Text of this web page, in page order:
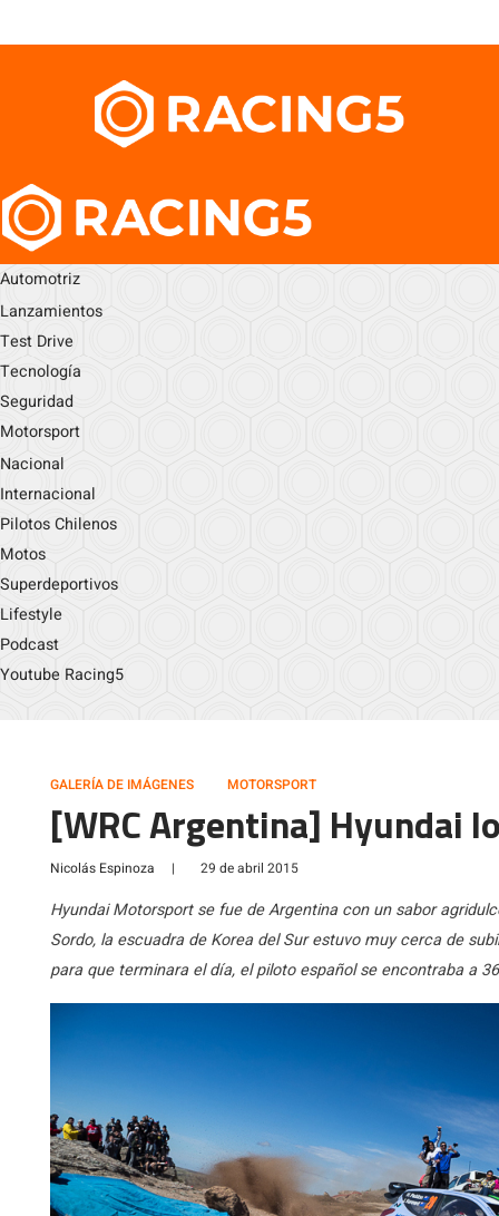
Automotriz
Lanzamientos
Test Drive
Tecnología
Seguridad
Motorsport
Nacional
Internacional
Pilotos Chilenos
Motos
Superdeportivos
Lifestyle
Podcast
Youtube Racing5
GALERÍA DE IMÁGENES MOTORSPORT
[WRC Argentina] Hyundai
Nicolás Espinoza | 29 de abril 2015
Hyundai Motorsport se fue de Argentina con un sabor
Sordo, la escuadra de Korea del Sur estuvo muy cerca de
para que terminara el día, el piloto español se encontraba a